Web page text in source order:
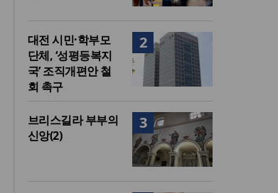
2
대전 시민·학부모
단체, ‘성평등복지
국’ 조직개편안 철
회 촉구
3
브리스길라 부부의
신앙(2)